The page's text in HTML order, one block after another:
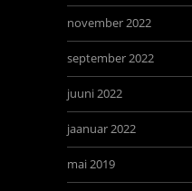
november 2022
september 2022
juuni 2022
jaanuar 2022
mai 2019